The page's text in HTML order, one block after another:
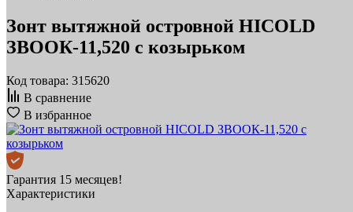
Зонт вытяжной островной HICOLD
ЗВООК-11,520 с козырьком
Код товара: 315620
В сравнение
В избранное
Гарантия 15 месяцев!
Характеристики